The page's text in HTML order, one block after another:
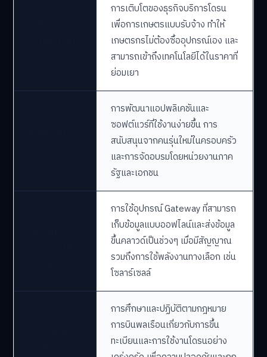
การเติบโตของธุรกิจบริการโดรน
เพื่อการเกษตรแบบรับจ้าง ทำให้
เกษตรกรไม่ต้องซื้ออุปกรณ์เอง และ
สามารถเข้าถึงเทคโนโลยีได้ในราคาที่
ย่อมเยา
การพัฒนาแอปพลิเคชันและ
ซอฟต์แวร์ที่ใช้งานง่ายขึ้น การ
สนับสนุนจากคนรุ่นใหม่ในครอบครัว
และการจัดอบรมโดยหน่วยงานภาค
รัฐและเอกชน
การใช้อุปกรณ์ Gateway ที่สามารถ
เก็บข้อมูลแบบออฟไลน์และส่งข้อมูล
ขึ้นคลาวด์เป็นช่วงๆ เมื่อมีสัญญาณ
รวมถึงการใช้พลังงานทางเลือก เช่น
โซลาร์เซลล์
การศึกษาและปฏิบัติตามกฎหมาย
การบินพลเรือนเกี่ยวกับการขึ้น
ทะเบียนและการใช้งานโดรนอย่าง